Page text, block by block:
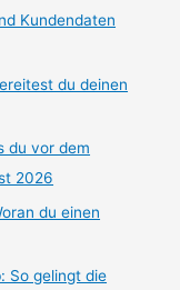
Kundendaten
du deinen
du vor dem
2026
du einen
So gelingt die